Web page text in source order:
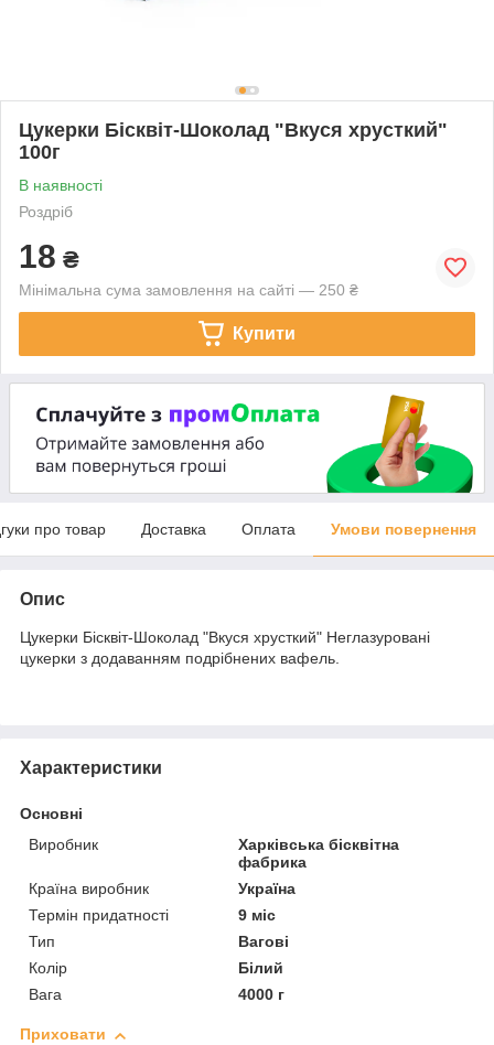
Цукерки Бісквіт-Шоколад "Вкуся хрусткий"
100г
В наявності
Роздріб
18 ₴
Мінімальна сума замовлення на сайті — 250 ₴
Купити
про товар Доставка Оплата Умови повернення
Опис
Цукерки Бісквіт-Шоколад "Вкуся хрусткий" Неглазуровані
цукерки з додаванням подрібнених вафель.
Характеристики
Основні
Виробник
Харківська бісквітна
фабрика
Країна виробник
Україна
Термін придатності
9 міс
Тип
Вагові
Колір
Білий
Вага
4000 г
Приховати